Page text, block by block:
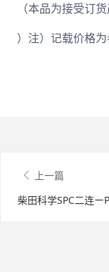
（本品为接受订
）注）记载价格
上一篇
柴田科学SPC二连ー